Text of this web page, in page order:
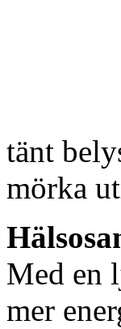
tänt
mörka
Med en
mer